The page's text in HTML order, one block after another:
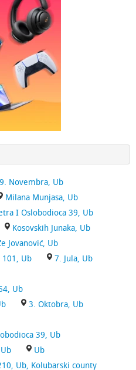
Novembra, Ub
Milana Munjasa, Ub
I Oslobodioca 39, Ub
Kosovskih Junaka, Ub
Jovanović, Ub
101, Ub
7. Jula, Ub
Ub
3. Oktobra, Ub
39, Ub
Ub
Ub, Kolubarski county